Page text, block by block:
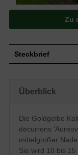
Zu
Steckbrief
Wuchshöhe
Frucht
Blüte
Blütezeit
Überblick
Die Goldgelbe
decurrens
mittelgroßer
Sie wird 10 bis